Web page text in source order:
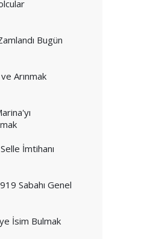
Bugün
Arınmak
İmtihanı
Sabahı Genel
İsim Bulmak